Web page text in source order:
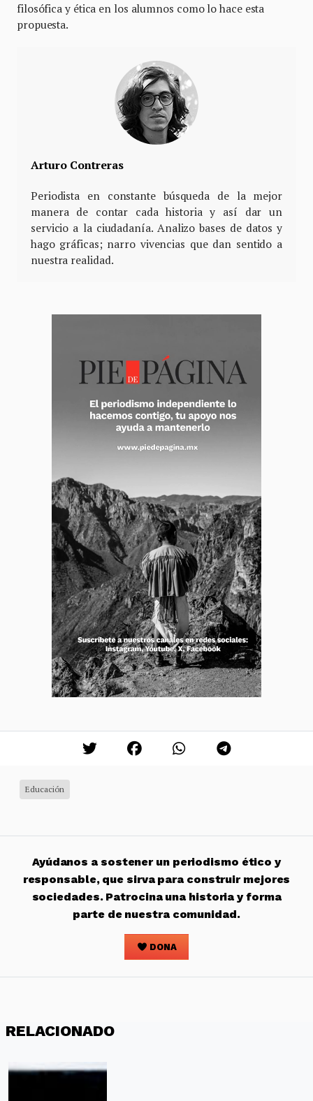
filosófica y ética en los alumnos como lo hace esta
propuesta.
Arturo Contreras
Periodista en constante búsqueda de la mejor
manera de contar cada historia y así dar un
servicio a la ciudadanía. Analizo bases de datos y
hago gráficas; narro vivencias que dan sentido a
nuestra realidad.
Educación
Ayúdanos a sostener un periodismo ético y
responsable, que sirva para construir mejores
sociedades. Patrocina una historia y forma
parte de nuestra comunidad.
DONA
RELACIONADO